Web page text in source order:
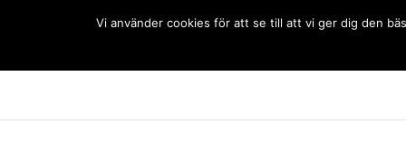
Vi använder cookies för att se till att vi ger dig den